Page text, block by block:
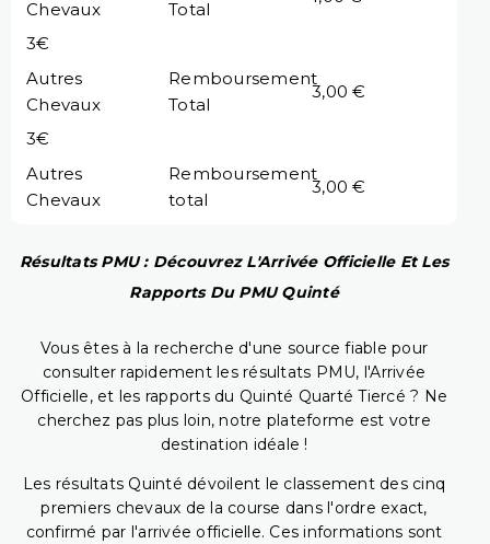
Chevaux Total
3€
Autres
Chevaux
Remboursement
Total
3,00 €
3€
Autres
Chevaux
Remboursement
total
3,00 €
Résultats PMU : Découvrez L'Arrivée Officielle Et Les
Rapports Du PMU Quinté
Vous êtes à la recherche d'une source fiable pour
consulter rapidement les résultats PMU, l'Arrivée
Officielle, et les rapports du Quinté Quarté Tiercé ? Ne
cherchez pas plus loin, notre plateforme est votre
destination idéale !
Les résultats Quinté dévoilent le classement des cinq
premiers chevaux de la course dans l'ordre exact,
confirmé par l'arrivée officielle. Ces informations sont